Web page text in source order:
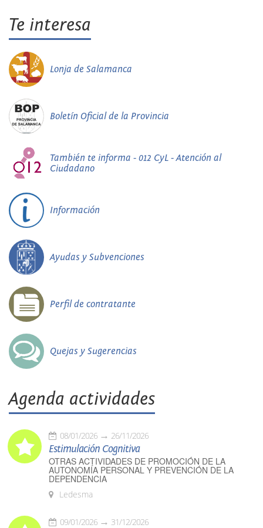
Te interesa
Lonja de Salamanca
Boletín Oficial de la Provincia
También te informa - 012 CyL - Atención al
Ciudadano
Información
Ayudas y Subvenciones
Perfil de contratante
Quejas y Sugerencias
Agenda actividades
08/01/2026 26/11/2026
Estimulación Cognitiva
OTRAS ACTIVIDADES DE PROMOCIÓN DE LA
AUTONOMÍA PERSONAL Y PREVENCIÓN DE LA
DEPENDENCIA
Ledesma
09/01/2026 31/12/2026